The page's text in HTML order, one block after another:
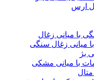
ارس
با میانی زغال
میانی زغال سنگی
بژ
با میانی مشکی